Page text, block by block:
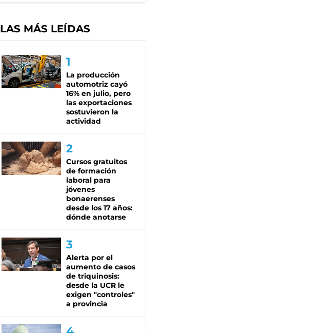
LAS MÁS LEÍDAS
La producción
automotriz cayó
16% en julio, pero
las exportaciones
sostuvieron la
actividad
Cursos gratuitos
de formación
laboral para
jóvenes
bonaerenses
desde los 17 años:
dónde anotarse
Alerta por el
aumento de casos
de triquinosis:
desde la UCR le
exigen "controles"
a provincia